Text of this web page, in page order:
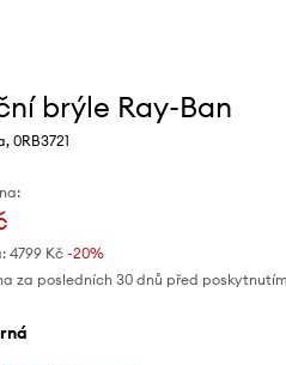
brýle Ray-Ban
0RB3721
4799 Kč-20%
za posledních 30 dnů před